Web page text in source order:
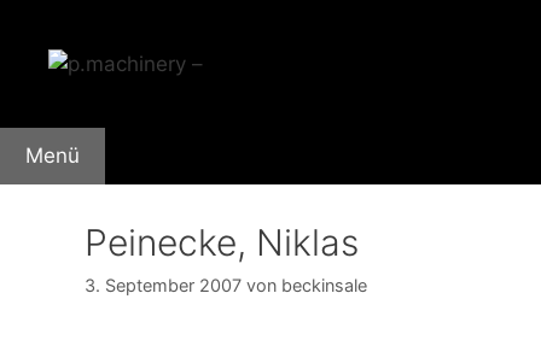
Inhalt
springen
Menü
Peinecke, Niklas
3. September 2007 von beckinsale